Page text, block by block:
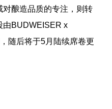
酿造品质的专注，则转
由BUDWEISER x
随后将于5月陆续席卷更